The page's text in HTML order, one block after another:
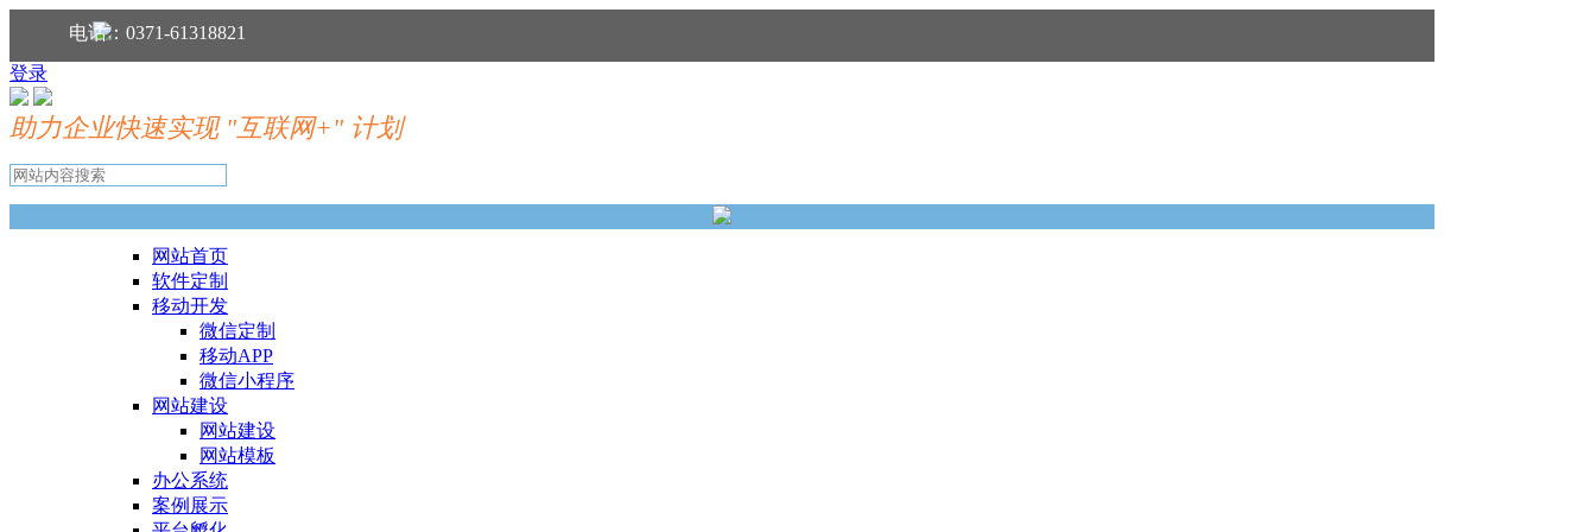
分享到：电话：0371-61318821
登录
助力企业快速实现 "互联网+" 计划
网站首页
软件定制
移动开发
微信定制
移动APP
微信小程序
网站建设
网站建设
网站模板
办公系统
案例展示